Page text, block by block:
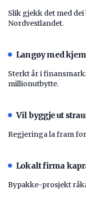
Slik gjekk det med
Nordvestlandet.
Langøy med
Sterkt år i
millionutbytte.
Vil byggje ut
Regjeringa la fram
Lokalt firma
Bypakke-prosjekt